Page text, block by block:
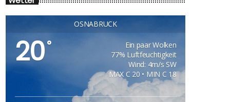
OSNABRÜCK
20°
Ein paar Wolken
77% Luftfeuchtigkeit
Wind: 4m/s SW
MAX C 20 • MIN C 18